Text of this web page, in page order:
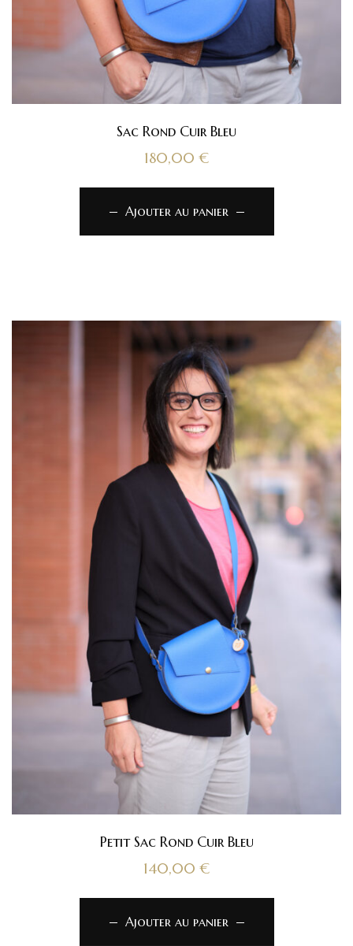
Sac Rond Cuir Bleu
180,00 €
Ajouter au panier
Petit Sac Rond Cuir Bleu
140,00 €
Ajouter au panier